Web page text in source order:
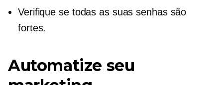
Verifique se todas as suas senhas são
fortes.
Automatize seu